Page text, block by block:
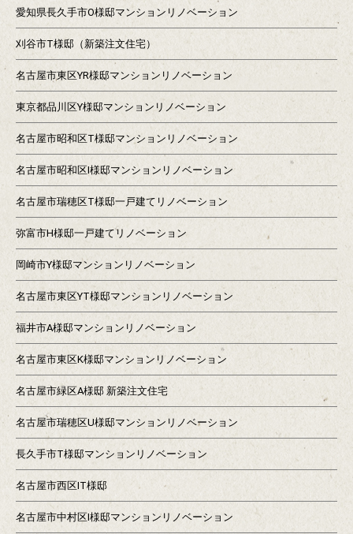
愛知県長久手市O様邸マンションリノベーション
刈谷市T様邸（新築注文住宅）
名古屋市東区YR様邸マンションリノベーション
東京都品川区Y様邸マンションリノベーション
名古屋市昭和区T様邸マンションリノベーション
名古屋市昭和区I様邸マンションリノベーション
名古屋市瑞穂区T様邸一戸建てリノベーション
弥富市H様邸一戸建てリノベーション
岡崎市Y様邸マンションリノベーション
名古屋市東区YT様邸マンションリノベーション
福井市A様邸マンションリノベーション
名古屋市東区K様邸マンションリノベーション
名古屋市緑区A様邸 新築注文住宅
名古屋市瑞穂区U様邸マンションリノベーション
長久手市T様邸マンションリノベーション
名古屋市西区IT様邸
名古屋市中村区I様邸マンションリノベーション